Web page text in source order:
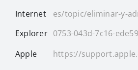
Internet
Explorer
es/topic/eliminar-y-
0753-043d-7c16-
Apple
https://